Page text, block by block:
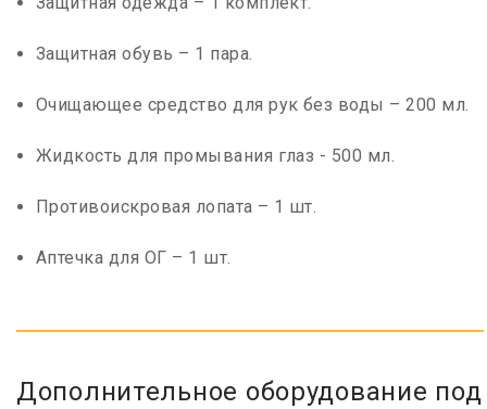
Защитная обувь – 1 пара.
Очищающее средство для рук без воды – 200 мл.
Жидкость для промывания глаз - 500 мл.
Противоискровая лопата – 1 шт.
Аптечка для ОГ – 1 шт.
Дополнительное оборудование под